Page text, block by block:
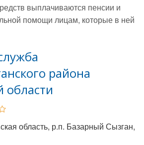
выплачиваются пенсии и
помощи лицам, которые в ней
района
области
область, р.п. Базарный Сызган,